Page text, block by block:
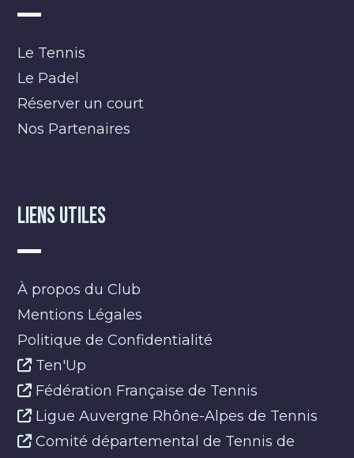
Le Tennis
Le Padel
Réserver un court
Nos Partenaires
Liens Utiles
À propos du Club
Mentions Légales
Politique de Confidentialité
Ten'Up
Fédération Française de Tennis
Ligue Auvergne Rhône-Alpes de Tennis
Comité départemental de Tennis de